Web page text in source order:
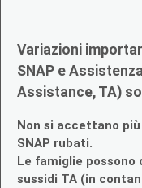
Variazioni
SNAP e
Assistance, TA)
Non si accettano
SNAP rubati.
Le famiglie possono
sussidi TA (in